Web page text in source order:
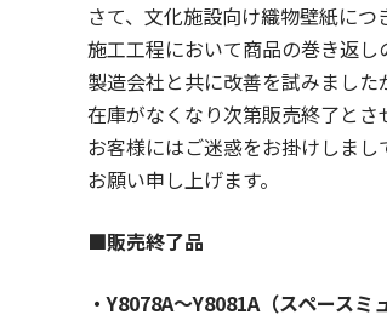
さて、文化施設向け織物壁紙につ
施工工程において商品の巻き返し
製造会社と共に改善を試みまし
在庫がなくなり次第販売終了とさ
お客様にはご迷惑をお掛けしま
お願い申し上げます。
■販売終了品
・Y8078A～Y8081A（スペースミ